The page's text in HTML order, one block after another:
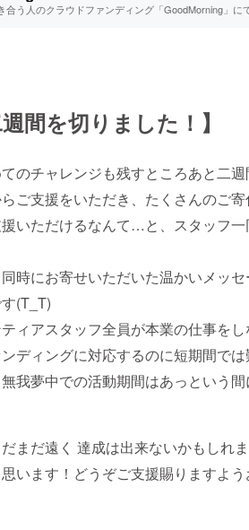
合う人のクラウドファンディング「GoodMorning」に
週間を切りました！】
のチャレンジも残すところあと二
ご支援をいただき、たくさんのご
いただけるなんて…と、スタッフ
時にお寄せいただいた温かいメッ
(T_T)
ィアスタッフ全員が本業の仕事を
ディングに対応するのに短期間で
我夢中での活動期間はあっという
まだ遠く 達成は出来ないかもしれ
います！どうぞご支援賜りますよう